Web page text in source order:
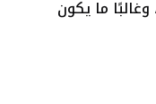
ما يكون